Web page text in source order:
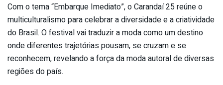
Com o tema “Embarque Imediato”, o Carandaí 25 reúne o
multiculturalismo para celebrar a diversidade e a criatividade
do Brasil. O festival vai traduzir a moda como um destino
onde diferentes trajetórias pousam, se cruzam e se
reconhecem, revelando a força da moda autoral de diversas
regiões do país.